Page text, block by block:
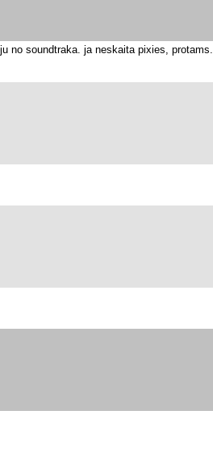
no soundtraka. ja neskaita pixies, protams.